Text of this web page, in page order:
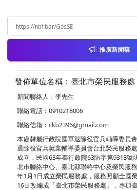
推廣新聞稿
發佈單位名稱：臺北市榮民服務處
新聞聯絡人：李先生
聯絡電話：0910218006
聯絡信箱： ckb2396@gmail.com
本處隸屬行政院國軍退除役官兵輔導委員
退除役官兵就業輔導委員會台北榮民服務
成立，民國63年奉行政院63防字第9313號
北市聯絡中心、臺北縣聯絡中心及榮民服
年1月1日成立榮民服務處，服務照顧全國
16日改編成「臺北市榮民服務處」，專辦